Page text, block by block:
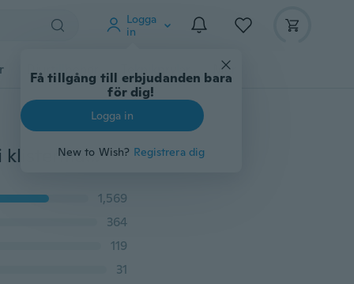
Logga
in
Få tillgång till erbjudanden bara
för dig!
Logga in
New to Wish? Registrera dig
Djurtillbehör Teknikprylar Mer
40stk / pack handkonto lever ditt live idag serie washi klistermärken Enkel europeisk färglivsmosaik engelska doodle dagbok dagbok album dekoration stor klistermärke väska 10 stilar
1,569
364
119
31